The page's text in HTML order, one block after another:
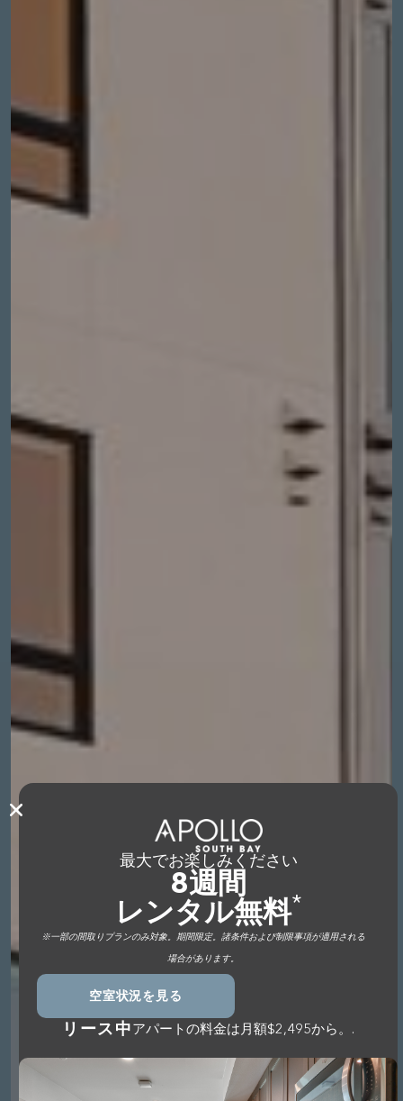
最大でお楽しみください
8週間
レンタル無料*
※一部の間取りプランのみ対象。期間限定。諸条件および制限事項が適用される
場合があります。
空室状況を見る
リース中アパートの料金は月額$2,495から。.